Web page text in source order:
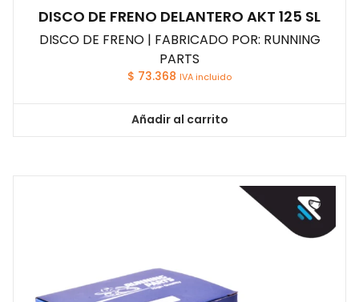
DISCO DE FRENO DELANTERO AKT 125 SL
DISCO DE FRENO | FABRICADO POR: RUNNING
PARTS
$ 73.368 IVA incluido
Añadir al carrito